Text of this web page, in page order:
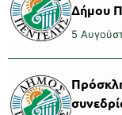
Δήμου
5